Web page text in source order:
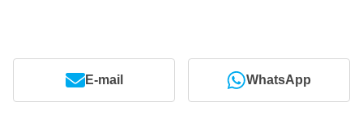
E-mail WhatsApp